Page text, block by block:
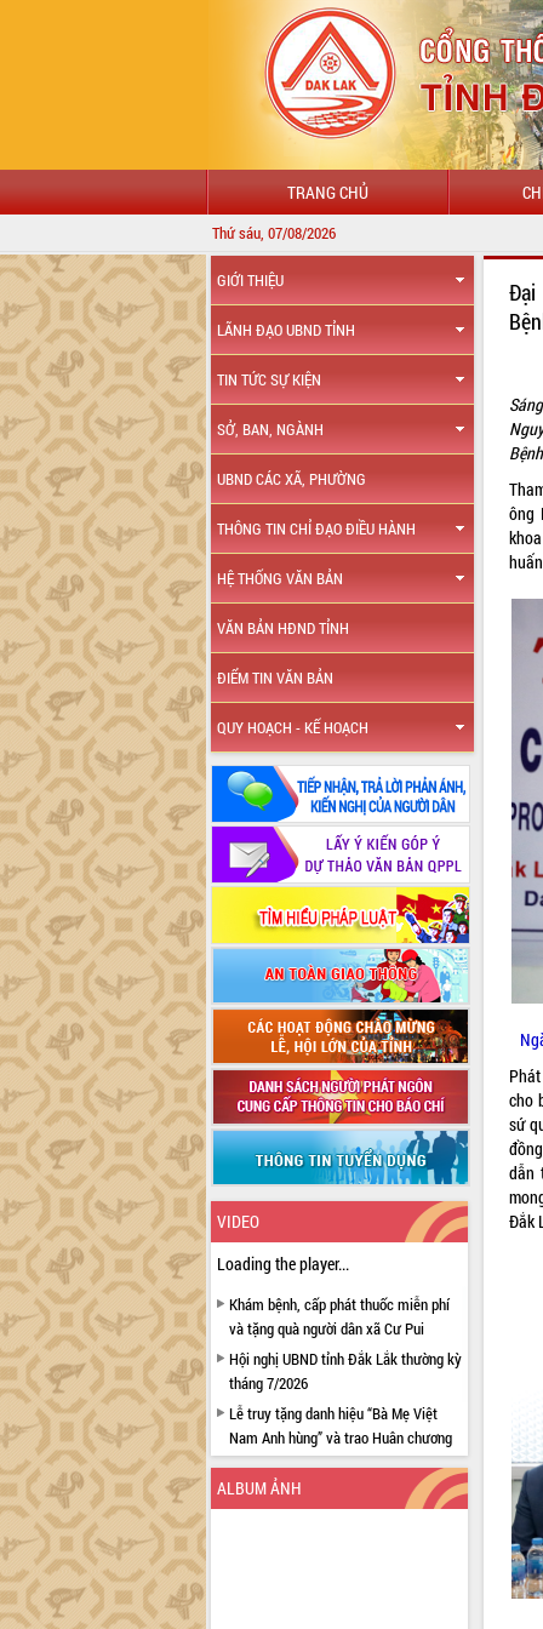
TRANG CHỦ
Thứ sáu, 07/08/2026
GIỚI THIỆU
LÃNH ĐẠO UBND TỈNH
TIN TỨC SỰ KIỆN
SỞ, BAN, NGÀNH
UBND CÁC XÃ, PHƯỜNG
THÔNG TIN CHỈ ĐẠO ĐIỀU HÀNH
HỆ THỐNG VĂN BẢN
VĂN BẢN HĐND TỈNH
ĐIỂM TIN VĂN BẢN
QUY HOẠCH - KẾ HOẠCH
VIDEO
Loading the player...
Khám bệnh, cấp phát thuốc miễn phí
và tặng quà người dân xã Cư Pui
Hội nghị UBND tỉnh Đắk Lắk thường kỳ
tháng 7/2026
Lễ truy tặng danh hiệu “Bà Mẹ Việt
Nam Anh hùng” và trao Huân chương
Lao động
UBND tỉnh Đắk Lắk triển khai nhiệm
vụ 6 tháng cuối năm 2026
ALBUM ẢNH
Đại
ông
cho
sứ
dẫn
Đắk